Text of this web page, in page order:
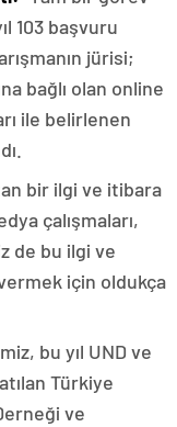
103 başvuru
jürisi;
bağlı olan online
ile belirlenen
bir ilgi ve itibara
çalışmaları,
de bu ilgi ve
için oldukça
bu yıl UND ve
Türkiye
ve